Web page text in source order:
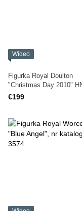
Wideo
Figurka Royal Doulton
"Christmas Day 2010"
– Pretty Ladies Petites
€199